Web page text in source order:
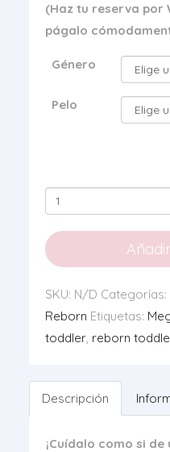
(Haz tu reserva por
págalo
Género
Pelo
Reborn
Alison
Toddler
cantidad
SKU: N/D Categorías:
Reborn Etiquetas:
toddler, reborn
Descripción
¡Cuídalo como si